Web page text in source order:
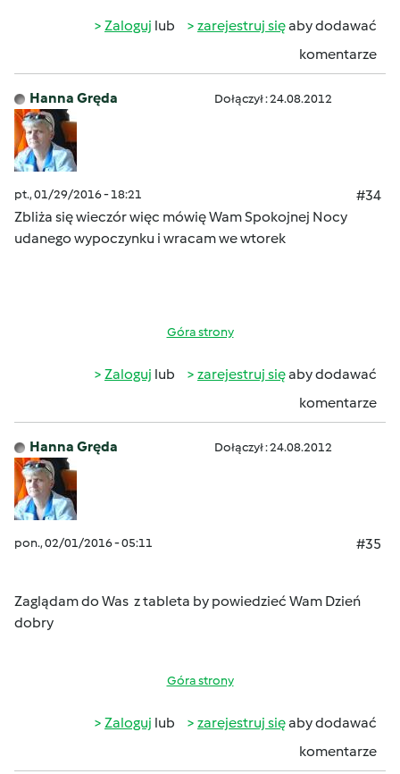
Zaloguj lub zarejestruj sięaby dodawać
komentarze
Hanna Gręda Dołączył : 24.08.2012
pt., 01/29/2016 - 18:21
#34
Zbliża się wieczór więc mówię Wam Spokojnej Nocy
udanego wypoczynku i wracam we wtorek
Góra strony
Zaloguj lub zarejestruj sięaby dodawać
komentarze
Hanna Gręda Dołączył : 24.08.2012
pon., 02/01/2016 - 05:11 #35
Zaglądam do Was z tableta by powiedzieć Wam Dzień
dobry
Góra strony
Zaloguj lub zarejestruj sięaby dodawać
komentarze